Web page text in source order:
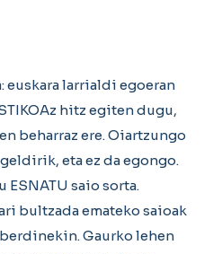
euskara larrialdi egoeran
hitz egiten dugu,
beharraz ere. Oiartzungo
eta ez da egongo.
saio sorta.
bultzada emateko saioak
Gaurko lehen